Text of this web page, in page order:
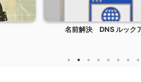
名前解決 DNS ルック